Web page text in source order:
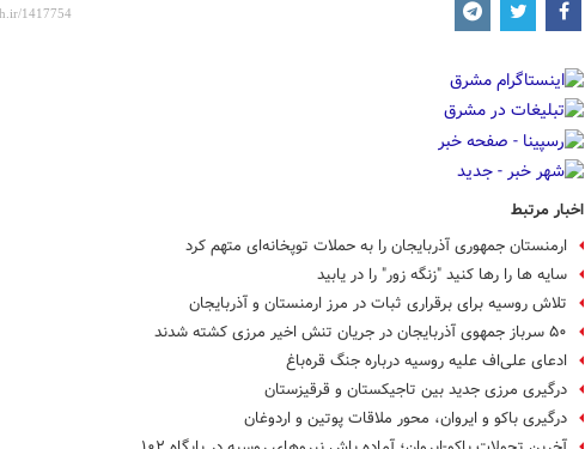
اخبار مرتبط
ارمنستان جمهوری آذربایجان را به حملات توپخانه‌ای متهم کرد
سایه ها را رها کنید "زنگه زور" را در یابید
تلاش روسیه برای برقراری ثبات در مرز ارمنستان و آذربایجان
۵۰ سرباز جمهوی آذربایجان در جریان تنش اخیر مرزی کشته شدند
ادعای علی‌اف علیه روسیه درباره جنگ قره‌باغ
درگیری مرزی جدید بین تاجیکستان و قرقیزستان
درگیری باکو و ایروان، محور ملاقات پوتین و اردوغان